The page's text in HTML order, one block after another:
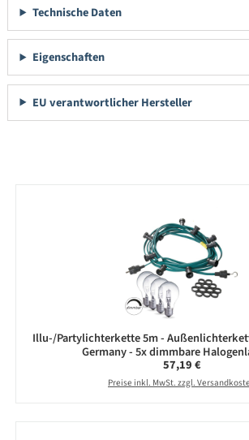
Technische Daten
Eigenschaften
EU verantwortlicher Hersteller
Illu-/Partylichterkette 5m -
Germany - 5x dimmbare
Regulärer Preis:
57,19 €
Preise inkl. MwSt. zzgl.